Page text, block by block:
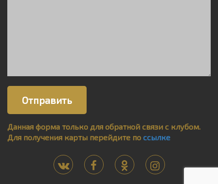
Данная форма только для обратной связи с клубом.
Для получения карты перейдите по ссылке